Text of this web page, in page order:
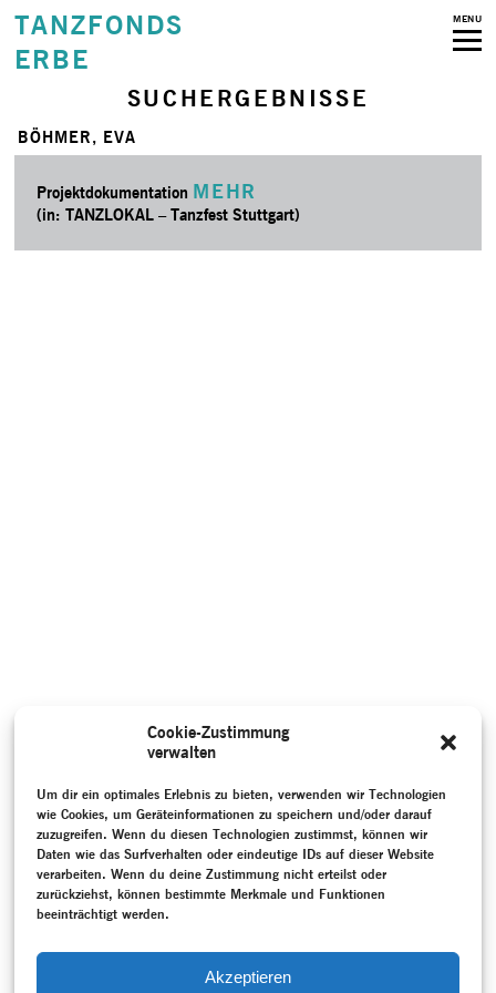
Cookie-Zustimmung
verwalten
Um dir ein optimales Erlebnis zu bieten, verwenden wir Technologien
wie Cookies, um Geräteinformationen zu speichern und/oder darauf
zuzugreifen. Wenn du diesen Technologien zustimmst, können wir
Daten wie das Surfverhalten oder eindeutige IDs auf dieser Website
verarbeiten. Wenn du deine Zustimmung nicht erteilst oder
zurückziehst, können bestimmte Merkmale und Funktionen
beeinträchtigt werden.
Akzeptieren
TANZFONDS
ERBE
MENU
SUCHERGEBNISSE
BÖHMER, EVA
Projektdokumentation MEHR
(in: TANZLOKAL – Tanzfest Stuttgart)